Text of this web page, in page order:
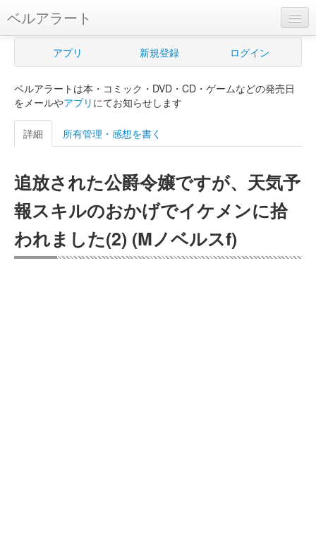
ベルアラート
ベルアラートとは
新規登録
ログイン
購入管理
Myシェルフ
プレミアム
アプリ 新規登録 ログイン
ベルアラートは本・コミック・DVD・CD・ゲームなどの発売日
をメールやアプリ にてお知らせします
詳細 所有管理・感想を書く
追放された公爵令嬢ですが、天気予
報スキルのおかげでイケメンに拾
われました(2) (Mノベルスf)